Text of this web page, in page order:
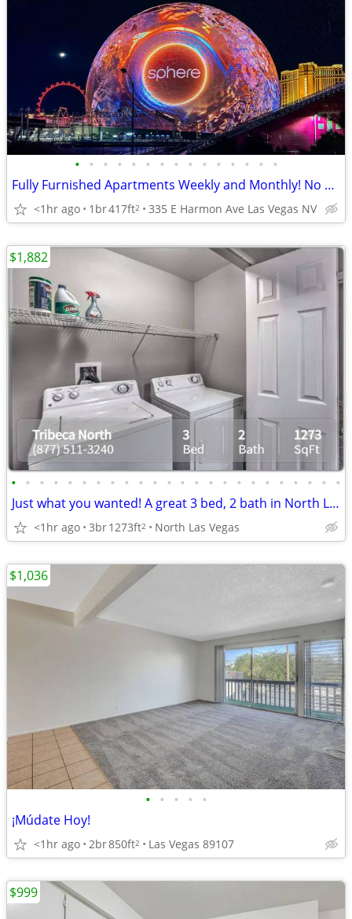
• • • • • • • • • • • • • • •
Fully Furnished Apartments Weekly and Monthly! No Lease required!
<1hr ago 1br417ft2 335 E Harmon Ave Las Vegas NV
• • • • • • • • • • • • • • • • • • • • • • • •
Just what you wanted! A great 3 bed, 2 bath in North Las Vegas
<1hr ago 3br1273ft2 North Las Vegas
$1,882
• • • • •
¡Múdate Hoy!
<1hr ago 2br850ft2 Las Vegas 89107
$1,036
$999